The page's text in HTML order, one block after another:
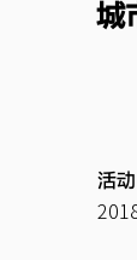
城
活